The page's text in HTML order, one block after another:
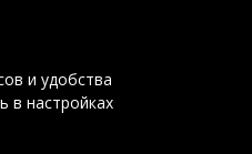
и удобства
в настройках